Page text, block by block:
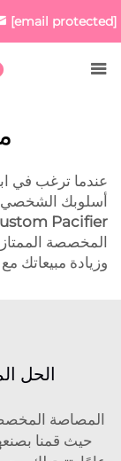
[email protected]
عندما ترغب في
أسلوبك الشخصي،
Pacifier
المخصصة
وزيادة
الحل